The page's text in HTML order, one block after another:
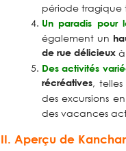
période
Un paradis pour
également un
de rue délicieux
Des activités
récréatives,
des excursions
des vacances
II. Aperçu de